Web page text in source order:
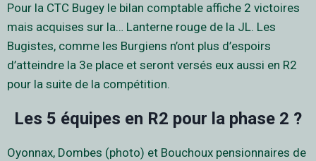
Pour la CTC Bugey le bilan comptable affiche 2 victoires
mais acquises sur la… Lanterne rouge de la JL. Les
Bugistes, comme les Burgiens n’ont plus d’espoirs
d’atteindre la 3e place et seront versés eux aussi en R2
pour la suite de la compétition.
Les 5 équipes en R2 pour la phase 2 ?
Oyonnax, Dombes (photo) et Bouchoux pensionnaires de